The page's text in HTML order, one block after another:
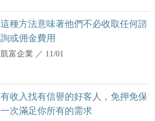
這種方法意味著他們不必收取任何諮
詢或佣金費用
凱富企業 ／ 11/01
有收入找有信譽的好客人，免押免保
一次滿足你所有的需求